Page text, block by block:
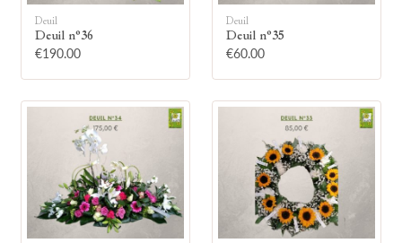
Allumez une bougie
Deuil
Deuil n°36
€190.00
Deuil
Deuil n°35
€60.00